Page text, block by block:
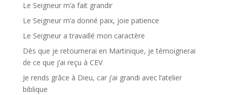
Le Seigneur m’a fait grandir
Le Seigneur m’a donné paix, joie patience
Le Seigneur a travaillé mon caractère
Dès que je retournerai en Martinique, je témoignerai
de ce que j’ai reçu à CEV
Je rends grâce à Dieu, car j’ai grandi avec l’atelier
biblique